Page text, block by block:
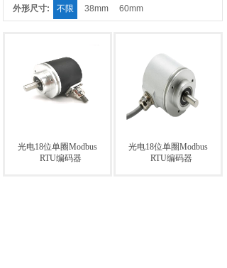
外形尺寸: 不限 38mm 60mm
光电18位单圈Modbus
RTU编码器
光电18位单圈Modbus
RTU编码器